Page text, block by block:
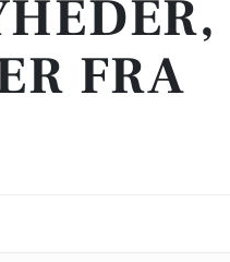
FRA